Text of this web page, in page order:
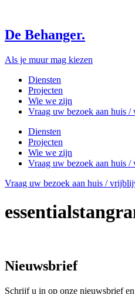
content
De Behanger.
Als je muur mag kiezen
Diensten
Projecten
Wie we zijn
Vraag uw bezoek aan huis
Diensten
Projecten
Wie we zijn
Vraag uw bezoek aan huis
Vraag uw bezoek aan huis /
Nieuwsbrief
Schrijf u in op onze nieuwsbrief